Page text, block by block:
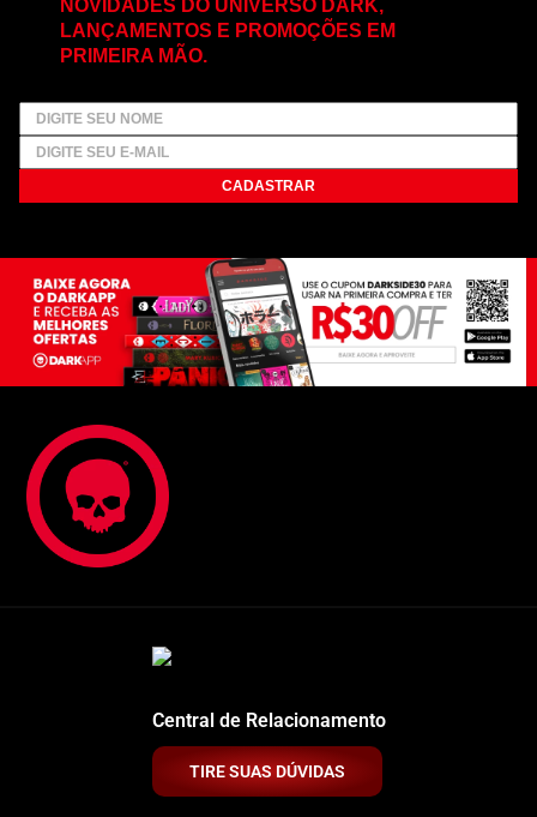
NOVIDADES DO UNIVERSO DARK,
LANÇAMENTOS E PROMOÇÕES EM
PRIMEIRA MÃO.
CADASTRAR
Central de Relacionamento
TIRE SUAS DÚVIDAS